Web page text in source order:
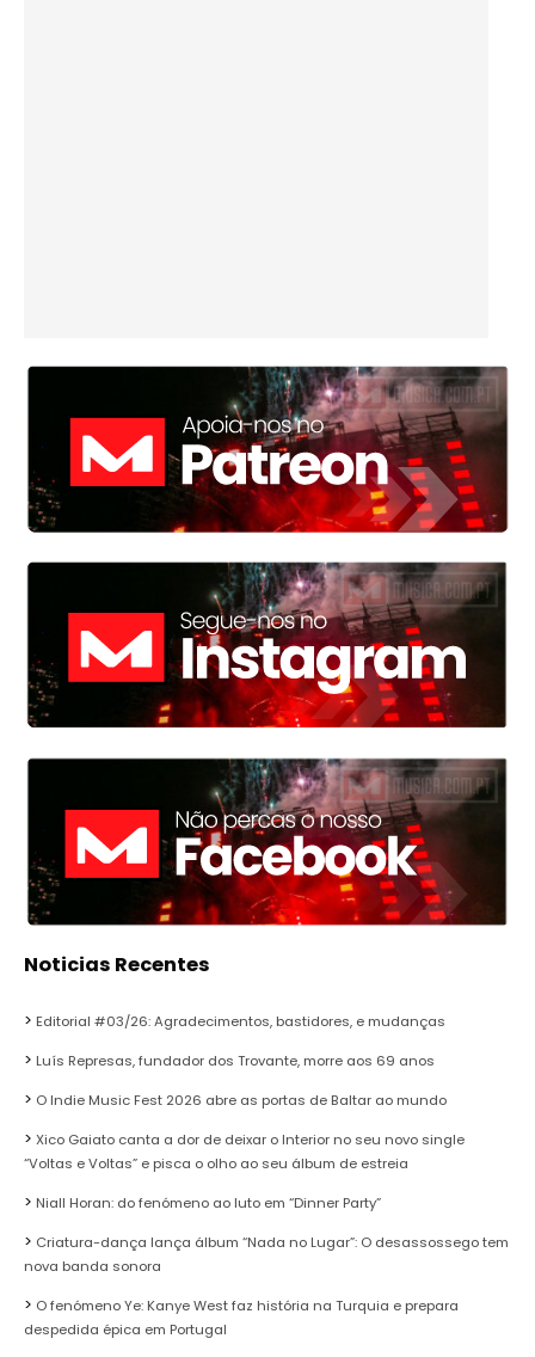
Noticias Recentes
Editorial #03/26: Agradecimentos, bastidores, e mudanças
Luís Represas, fundador dos Trovante, morre aos 69 anos
O Indie Music Fest 2026 abre as portas de Baltar ao mundo
Xico Gaiato canta a dor de deixar o Interior no seu novo single
“Voltas e Voltas” e pisca o olho ao seu álbum de estreia
Niall Horan: do fenómeno ao luto em “Dinner Party”
Criatura-dança lança álbum “Nada no Lugar”: O desassossego tem
nova banda sonora
O fenómeno Ye: Kanye West faz história na Turquia e prepara
despedida épica em Portugal